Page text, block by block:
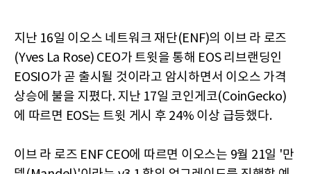
지난 16일 이오스 네트워크 재단(ENF)의 이브 라 로즈
(Yves La Rose) CEO가 트윗을 통해 EOS 리브랜딩인
EOSIO가 곧 출시될 것이라고 암시하면서 이오스 가격
상승에 불을 지폈다. 지난 17일 코인게코(CoinGecko)
에 따르면 EOS는 트윗 게시 후 24% 이상 급등했다.
이브 라 로즈 ENF CEO에 따르면 이오스는 9월 21일 '만